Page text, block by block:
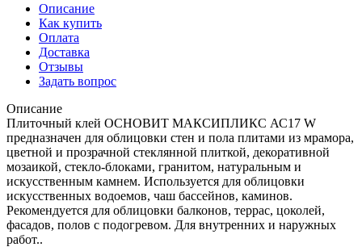
Описание
Как купить
Оплата
Доставка
Отзывы
Задать вопрос
Описание
Плиточный клей ОСНОВИТ МАКСИПЛИКС АС17 W
предназначен для облицовки стен и пола плитами из мрамора,
цветной и прозрачной стеклянной плиткой, декоративной
мозаикой, стекло-блоками, гранитом, натуральным и
искусственным камнем. Используется для облицовки
искусственных водоемов, чаш бассейнов, каминов.
Рекомендуется для облицовки балконов, террас, цоколей,
фасадов, полов с подогревом. Для внутренних и наружных
работ..